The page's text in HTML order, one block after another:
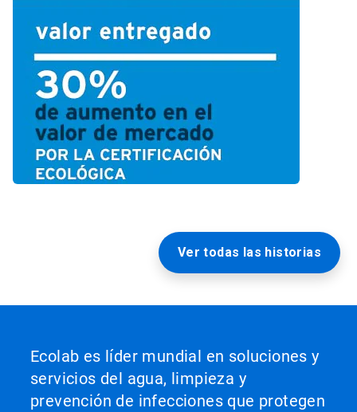
Ver todas las historias
Ecolab es líder mundial en soluciones y
servicios del agua, limpieza y
prevención de infecciones que protegen